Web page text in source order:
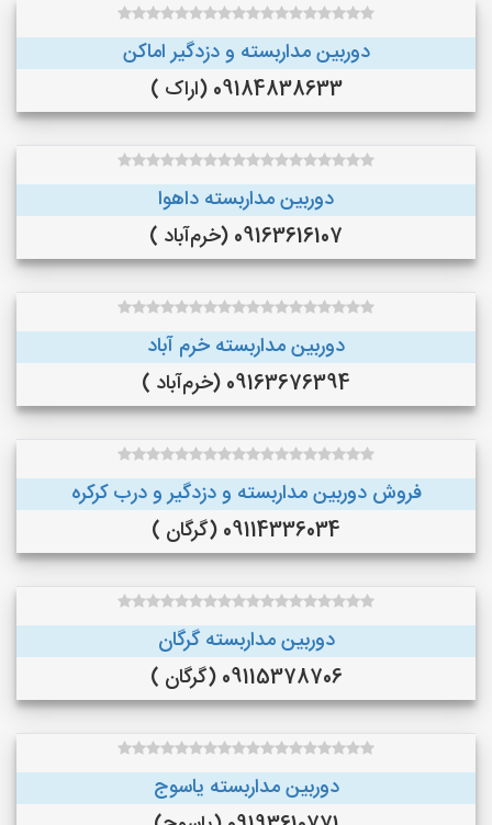
دوربین مداربسته و دزدگیر اماکن
09184838633 (اراک )
دوربین مداربسته داهوا
09163616107 (خرم‌آباد )
دوربین مداربسته خرم آباد
09163676394 (خرم‌آباد )
فروش دوربین مداربسته و دزدگیر و درب کرکره
09114336034 (گرگان )
دوربین مداربسته گرگان
09115378706 (گرگان )
دوربین مداربسته یاسوج